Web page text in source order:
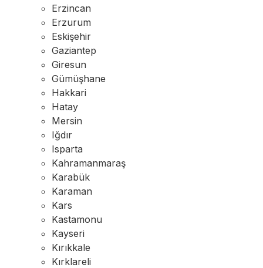
Erzincan
Erzurum
Eskişehir
Gaziantep
Giresun
Gümüşhane
Hakkari
Hatay
Mersin
Iğdır
Isparta
Kahramanmaraş
Karabük
Karaman
Kars
Kastamonu
Kayseri
Kırıkkale
Kırklareli